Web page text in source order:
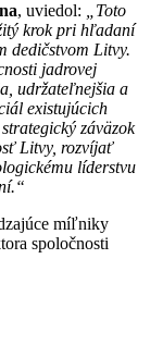
, uviedol:
„Toto
krok pri hľadaní
dedičstvom Litvy.
jadrovej
udržateľnejšia a
existujúcich
záväzok
Litvy, rozvíjať
líderstvu
míľniky
spoločnosti